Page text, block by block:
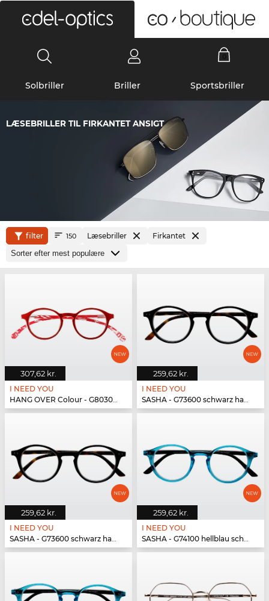
Solbriller Briller Sportsbriller
LÆSEBRILLER TIL FIRKANTET ANSIGT
filter 150 Læsebriller Firkantet
307,62 kr.
I NEED YOU
HANG OVER Colour - G80300 rot
259,62 kr.
I NEED YOU
SASHA - G73600 schwarz havanna
259,62 kr.
I NEED YOU
SASHA - G73600 schwarz havanna
259,62 kr.
I NEED YOU
SASHA - G74100 hellblau schwarz